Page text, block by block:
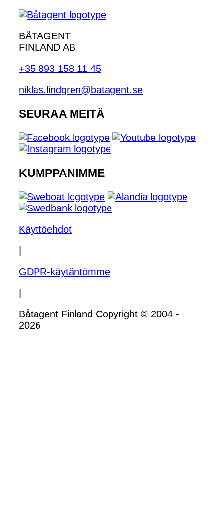
BÅTAGENT
FINLAND AB
+35 893 158 11 45
niklas.lindgren@batagent.se
SEURAA MEITÄ
KUMPPANIMME
Käyttöehdot
GDPR-käytäntömme
Båtagent Finland Copyright © 2004 -
2026